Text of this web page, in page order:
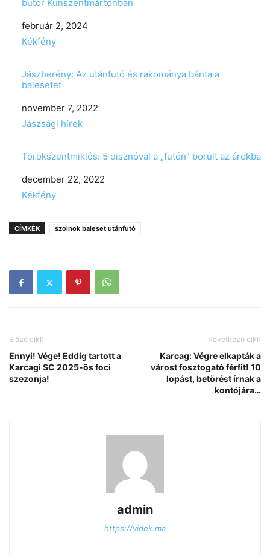
bútor Kunszentmártonban
Date
február 2, 2024
In relation to
Kékfény
Jászberény: Az utánfutó és rakománya bánta a
balesetet
Date
november 7, 2022
In relation to
Jászsági hírek
Törökszentmiklós: 5 disznóval a „futón” borult az árokba
Date
december 22, 2022
In relation to
Kékfény
CÍMKÉK szolnok baleset utánfutó
Előző cikk
Ennyi! Vége! Eddig tartott a
Karcagi SC 2025-ös foci
szezonja!
Következő cikk
Karcag: Végre elkapták a
várost fosztogató férfit! 10
lopást, betörést írnak a
kontójára…
admin
https://videk.ma